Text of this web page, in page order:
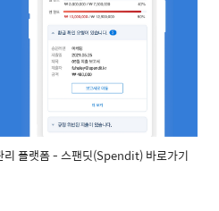
리 플랫폼 - 스팬딧(Spendit) 바로가기